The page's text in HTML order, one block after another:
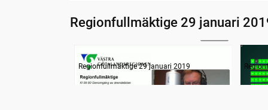
Regionfullmäktige 29 januari
Information
Regionfullmäktige 29 januari 2019